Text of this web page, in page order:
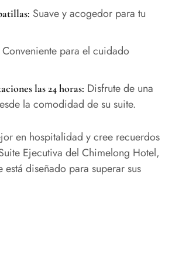
Suave y acogedor para tu
Conveniente para el cuidado
las 24 horas: Disfrute de una
la comodidad de su suite.
en hospitalidad y cree recuerdos
Ejecutiva del Chimelong Hotel,
diseñado para superar sus